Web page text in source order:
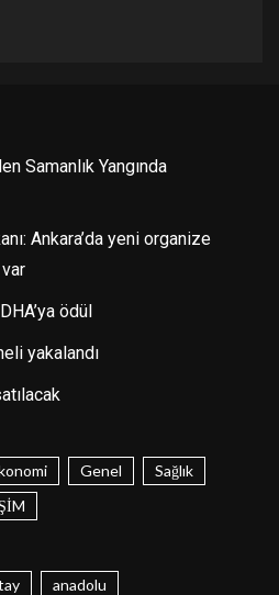
Samanlık Yangında
Ankara’da yeni organize
ödül
yakalandı
Genel
Sağlık
anadolu